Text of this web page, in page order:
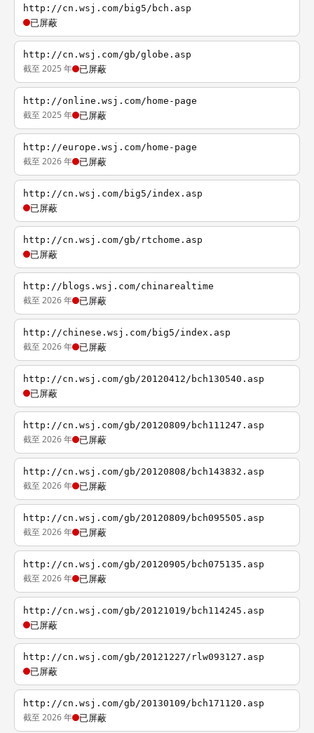
http://cn.wsj.com/big5/bch.asp
已屏蔽
http://cn.wsj.com/gb/globe.asp
截至 2025 年 已屏蔽
http://online.wsj.com/home-page
截至 2025 年 已屏蔽
http://europe.wsj.com/home-page
截至 2026 年 已屏蔽
http://cn.wsj.com/big5/index.asp
已屏蔽
http://cn.wsj.com/gb/rtchome.asp
已屏蔽
http://blogs.wsj.com/chinarealtime
截至 2026 年 已屏蔽
http://chinese.wsj.com/big5/index.asp
截至 2026 年 已屏蔽
http://cn.wsj.com/gb/20120412/bch130540.asp
已屏蔽
http://cn.wsj.com/gb/20120809/bch111247.asp
截至 2026 年 已屏蔽
http://cn.wsj.com/gb/20120808/bch143832.asp
截至 2026 年 已屏蔽
http://cn.wsj.com/gb/20120809/bch095505.asp
截至 2026 年 已屏蔽
http://cn.wsj.com/gb/20120905/bch075135.asp
截至 2026 年 已屏蔽
http://cn.wsj.com/gb/20121019/bch114245.asp
已屏蔽
http://cn.wsj.com/gb/20121227/rlw093127.asp
已屏蔽
http://cn.wsj.com/gb/20130109/bch171120.asp
截至 2026 年 已屏蔽